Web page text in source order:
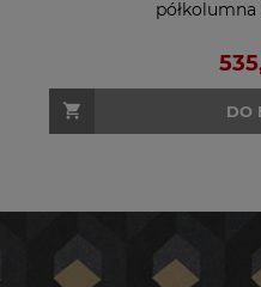
półkolumna
DO